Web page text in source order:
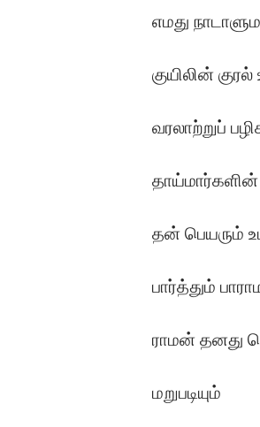
எமது
குயிலின்
வரலாற்றுப்
தாய்மார்களின்
தன் பெயரும்
பார்த்தும்
ராமன் தனது
மறுபடியும்